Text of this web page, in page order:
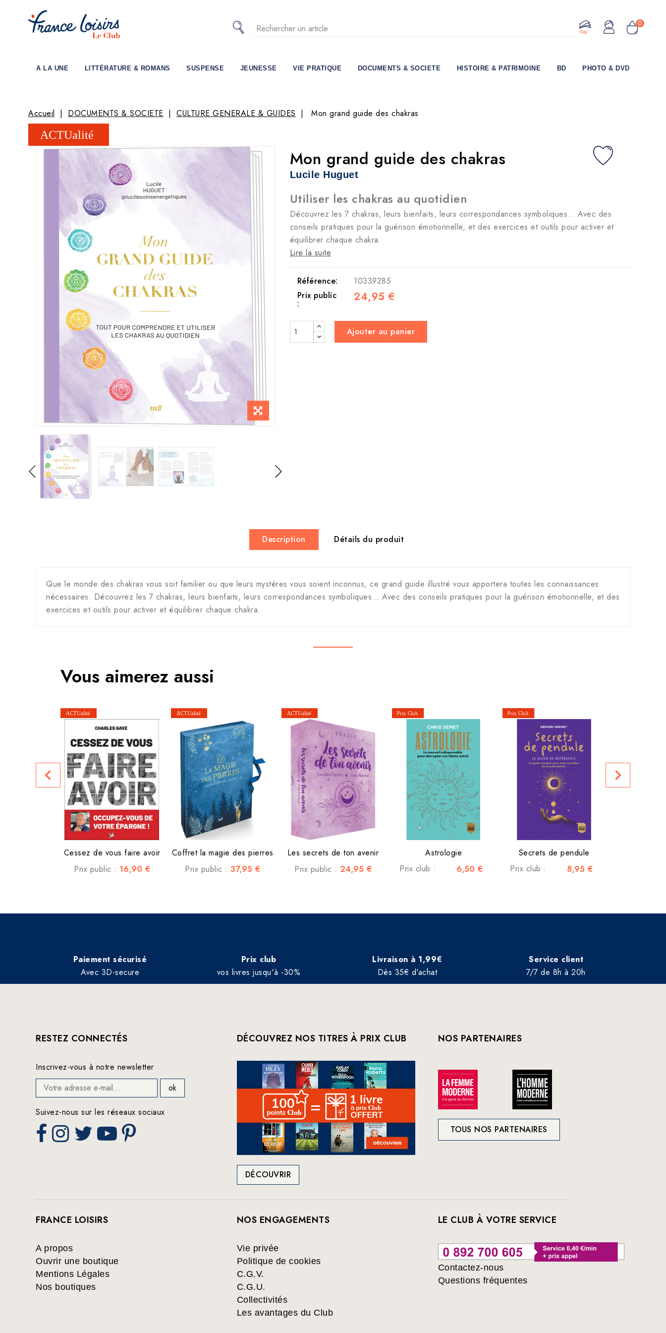
0
Le Mag
A LA UNE LITTÉRATURE & ROMANS SUSPENSE JEUNESSE VIE PRATIQUE DOCUMENTS & SOCIETE HISTOIRE & PATRIMOINE BD PHOTO & DVD
Accueil DOCUMENTS & SOCIETE CULTURE GENERALE & GUIDES Mon grand guide des chakras
Mon grand guide des chakras
Lucile Huguet
Utiliser les chakras au quotidien
Découvrez les 7 chakras, leurs bienfaits, leurs correspondances symboliques… Avec des
conseils pratiques pour la guérison émotionnelle, et des exercices et outils pour activer et
équilibrer chaque chakra.
Lire la suite
Référence:
10339285
Prix public
: 24,95 €
Ajouter au panier
Description Détails du produit
Que le monde des chakras vous soit familier ou que leurs mystères vous soient inconnus, ce grand guide illustré vous apportera toutes les connaissances
nécessaires. Découvrez les 7 chakras, leurs bienfaits, leurs correspondances symboliques… Avec des conseils pratiques pour la guérison émotionnelle, et des
exercices et outils pour activer et équilibrer chaque chakra.
Vous aimerez aussi
Cessez de vous faire avoir
Prix public : 16,90 €
Coffret la magie des pierres
Prix public : 37,95 €
Les secrets de ton avenir
Prix public : 24,95 €
Astrologie
Prix club :
6,50 €
Secrets de pendule
Prix club :
8,95 €
Prix
navigate_before navigate_next
Paiement sécurisé
Avec 3D-secure
Prix club
vos livres jusqu'à -30%
Livraison à 1,99€
Dès 35€ d'achat
Service client
7/7 de 8h à 20h
RESTEZ CONNECTÉS
Inscrivez-vous à notre newsletter
Suivez-nous sur les réseaux sociaux
DÉCOUVREZ NOS TITRES À PRIX CLUB
DÉCOUVRIR
NOS PARTENAIRES
TOUS NOS PARTENAIRES
FRANCE LOISIRS
A propos
Ouvrir une boutique
Mentions Légales
Nos boutiques
NOS ENGAGEMENTS
Vie privée
Politique de cookies
C.G.V.
C.G.U.
Collectivités
Les avantages du Club
LE CLUB À VOTRE SERVICE
Contactez-nous
Questions fréquentes